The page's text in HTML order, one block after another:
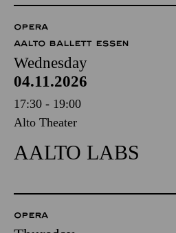
OPERA
AALTO BALLETT ESSEN
Wednesday
04.11.2026
17:30 - 19:00
Alto Theater
AALTO LABS
OPERA